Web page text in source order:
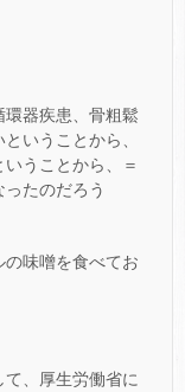
器疾患、骨粗鬆
いうことから、
うことから、＝
ったのだろう
味噌を食べてお
、厚生労働省に